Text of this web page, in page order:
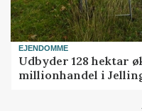
EJENDOMME
Udbyder 128 hektar
millionhandel i